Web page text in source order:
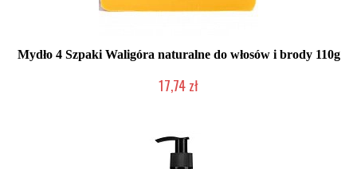
Mydło 4 Szpaki Waligóra naturalne do włosów i brody 110g
17,74 zł